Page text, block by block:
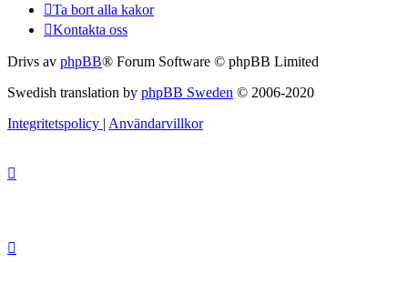
Ta bort alla kakor
Kontakta oss
Drivs av phpBB® Forum Software © phpBB Limited
Swedish translation by phpBB Sweden © 2006-2020
Integritetspolicy | Användarvillkor